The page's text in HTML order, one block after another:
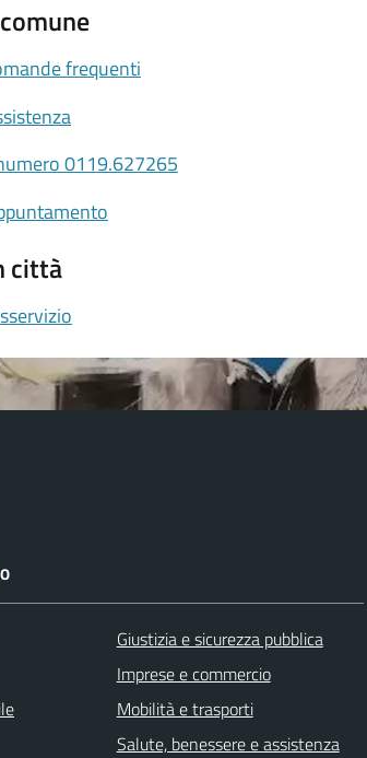
frequenti
0119.627265
città
Giustizia e sicurezza pubblica
Imprese e commercio
Mobilità e trasporti
Salute, benessere e assistenza